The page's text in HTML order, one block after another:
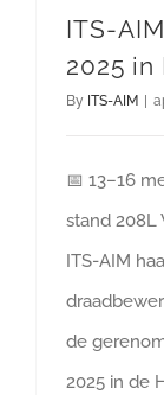
ITS-
2025 in
By ITS-AIM
📅 13–16
stand 208L
ITS-AIM
de
2025 in de